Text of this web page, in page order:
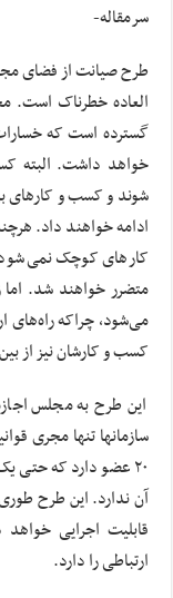
سرمقاله-
طرح صیانت از فضای
العاده خطرناک است.
گسترده است که
خواهد داشت. البته
شوند و کسب و کارهای
ادامه خواهند داد.
کارهای کوچک نمی‌شود
متضرر خواهند شد.
می‌شود، چراکه راه‌های
کسب و کارشان نیز از
این طرح به مجلس
سازمانها تنها مجری
۲۰ عضو دارد که حتی
آن ندارد. این طرح
قابلیت اجرایی
ارتباطی را دارد.